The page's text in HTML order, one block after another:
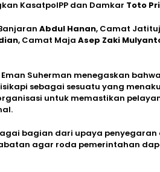
KasatpolPP dan Damkar Toto
Abdul Hanan, Camat
, Camat Maja Asep Zaki
Suherman menegaskan
sebagai sesuatu yang
untuk memastikan
bagian dari upaya penyegaran
agar roda pemerintahan